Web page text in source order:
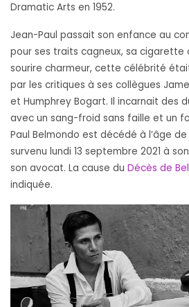
Dramatic Arts en 1952.
Jean-Paul passait son enfance au
pour ses traits cagneux, sa cigarette
sourire charmeur, cette célébrité
par les critiques à ses collègues
et Humphrey Bogart. Il incarnait des
avec un sang-froid sans faille et un
Paul Belmondo est décédé à l’âge
survenu lundi 13 septembre 2021 à
son avocat. La cause du Décès de
indiquée.